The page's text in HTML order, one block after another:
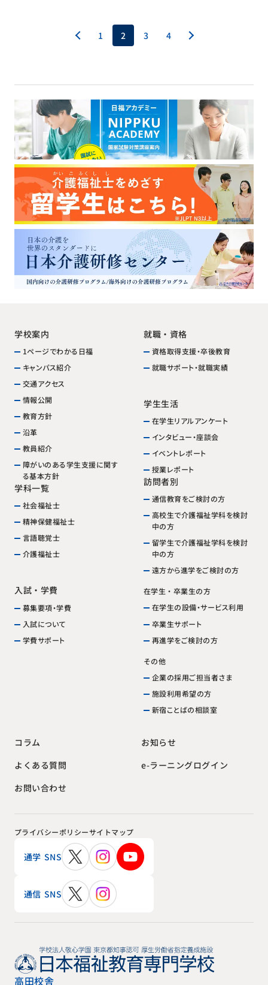
1 2 3 4
学校案内
1ページでわかる日福
キャンパス紹介
交通アクセス
情報公開
教育方針
沿革
教員紹介
障がいのある学生支援に関す
る基本方針
学科一覧
社会福祉士
精神保健福祉士
言語聴覚士
介護福祉士
入試・学費
募集要項・学費
入試について
学費サポート
就職・資格
資格取得支援・卒後教育
就職サポート・就職実績
学生生活
在学生リアルアンケート
インタビュー・座談会
イベントレポート
授業レポート
訪問者別
通信教育をご検討の方
高校生で介護福祉学科を検討
中の方
留学生で介護福祉学科を検討
中の方
遠方から進学をご検討の方
在学生・卒業生の方
在学生の設備・サービス利用
卒業生サポート
再進学をご検討の方
その他
企業の採用ご担当者さま
施設利用希望の方
新宿ことばの相談室
コラム
お知らせ
よくある質問
e-ラーニングログイン
お問い合わせ
プライバシーポリシーサイトマップ
通学 SNS
通信 SNS
高田校舎